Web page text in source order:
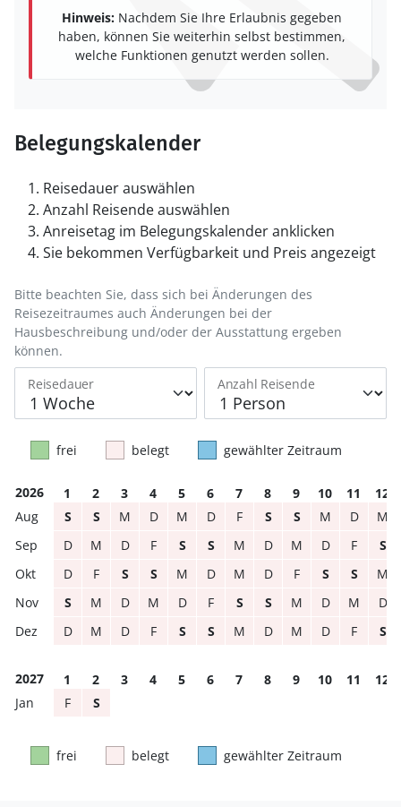
Hinweis: Nachdem Sie Ihre Erlaubnis gegeben
haben, können Sie weiterhin selbst bestimmen,
welche Funktionen genutzt werden sollen.
Belegungskalender
Reisedauer auswählen
Anzahl Reisende auswählen
Anreisetag im Belegungskalender anklicken
Sie bekommen Verfügbarkeit und Preis angezeigt
Reisedauer Anzahl Reisende
Bitte beachten Sie, dass sich bei Änderungen des
Reisezeitraumes auch Änderungen bei der
Hausbeschreibung und/oder der Ausstattung ergeben
können.
frei belegt gewählter Zeitraum
2026 1 2 3 4 5 6 7 8 9 10 11
12
S
S M D M D F S S M D
M
D
M D F S S M D M D F
S
D
F S S M D M D F S S
M
S
M D M D F S S M D M
D
D
M D F S S M D M D F S
2027 1 2 3 4 5 6 7 8 9 10 11
12
F
S
frei belegt gewählter Zeitraum